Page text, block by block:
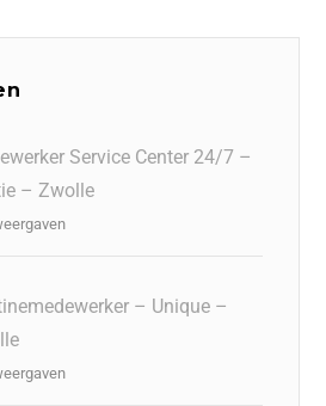
Service Center 24/7 –
– Zwolle
– Unique –